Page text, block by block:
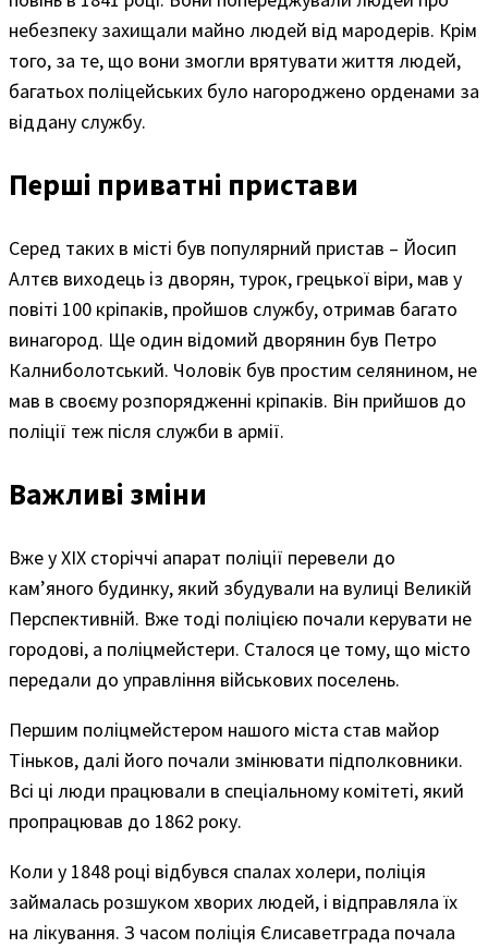
небезпеку захищали майно людей від мародерів. Крім
того, за те, що вони змогли врятувати життя людей,
багатьох поліцейських було нагороджено орденами за
віддану службу.
Перші приватні пристави
Серед таких в місті був популярний пристав – Йосип
Алтєв виходець із дворян, турок, грецької віри, мав у
повіті 100 кріпаків, пройшов службу, отримав багато
винагород. Ще один відомий дворянин був Петро
Калниболотський. Чоловік був простим селянином, не
мав в своєму розпорядженні кріпаків. Він прийшов до
поліції теж після служби в армії.
Важливі зміни
Вже у ХІХ сторіччі апарат поліції перевели до
кам’яного будинку, який збудували на вулиці Великій
Перспективній. Вже тоді поліцією почали керувати не
городові, а поліцмейстери. Сталося це тому, що місто
передали до управління військових поселень.
Першим поліцмейстером нашого міста став майор
Тіньков, далі його почали змінювати підполковники.
Всі ці люди працювали в спеціальному комітеті, який
пропрацював до 1862 року.
Коли у 1848 році відбувся спалах холери, поліція
займалась розшуком хворих людей, і відправляла їх
на лікування. З часом поліція Єлисаветграда почала